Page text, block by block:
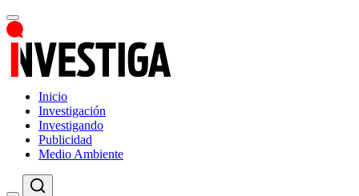
Inicio
Investigación
Investigando
Publicidad
Medio Ambiente